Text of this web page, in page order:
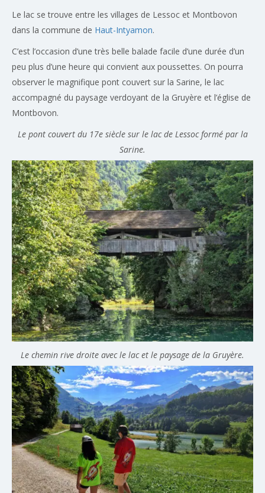
Le lac se trouve entre les villages de Lessoc et Montbovon
dans la commune de Haut-Intyamon.
C’est l’occasion d’une très belle balade facile d’une durée d’un
peu plus d’une heure qui convient aux poussettes. On pourra
observer le magnifique pont couvert sur la Sarine, le lac
accompagné du paysage verdoyant de la Gruyère et l’église de
Montbovon.
Le pont couvert du 17e siècle sur le lac de Lessoc formé par la
Sarine.
Le chemin rive droite avec le lac et le paysage de la Gruyère.